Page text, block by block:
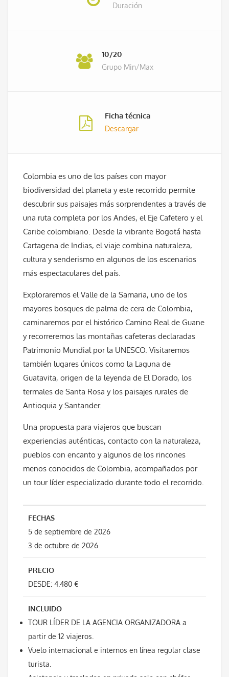
Duración
10/20
Grupo Min/Max
Ficha técnica
Descargar
Colombia es uno de los países con mayor
biodiversidad del planeta y este recorrido permite
descubrir sus paisajes más sorprendentes a través de
una ruta completa por los Andes, el Eje Cafetero y el
Caribe colombiano. Desde la vibrante Bogotá hasta
Cartagena de Indias, el viaje combina naturaleza,
cultura y senderismo en algunos de los escenarios
más espectaculares del país.
Exploraremos el Valle de la Samaria, uno de los
mayores bosques de palma de cera de Colombia,
caminaremos por el histórico Camino Real de Guane
y recorreremos las montañas cafeteras declaradas
Patrimonio Mundial por la UNESCO. Visitaremos
también lugares únicos como la Laguna de
Guatavita, origen de la leyenda de El Dorado, los
termales de Santa Rosa y los paisajes rurales de
Antioquia y Santander.
Una propuesta para viajeros que buscan
experiencias auténticas, contacto con la naturaleza,
pueblos con encanto y algunos de los rincones
menos conocidos de Colombia, acompañados por
un tour líder especializado durante todo el recorrido.
FECHAS
5 de septiembre de 2026
3 de octubre de 2026
PRECIO
DESDE: 4.480 €
INCLUIDO
TOUR LÍDER DE LA AGENCIA ORGANIZADORA a
partir de 12 viajeros.
Vuelo internacional e internos en línea regular clase
turista.